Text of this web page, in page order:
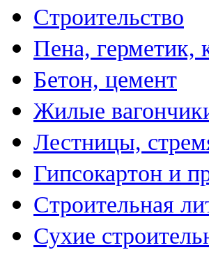
Строительство
Пена, герметик,
Бетон, цемент
Жилые
Лестницы,
Гипсокартон и
Строительная
Сухие